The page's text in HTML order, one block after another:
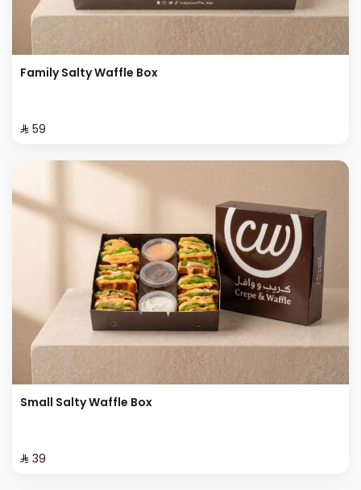
Family Salty Waffle Box
⁨⁦‪‬ 59⁩
Small Salty Waffle Box
⁨⁦‪‬ 39⁩